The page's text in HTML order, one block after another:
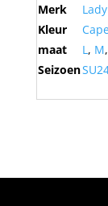
Merk
Kleur
maat
L, M,
Seizoen